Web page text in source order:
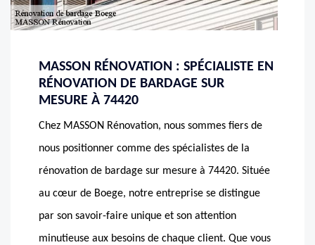
MASSON RÉNOVATION : SPÉCIALISTE EN
RÉNOVATION DE BARDAGE SUR
MESURE À 74420
Chez MASSON Rénovation, nous sommes fiers de
nous positionner comme des spécialistes de la
rénovation de bardage sur mesure à 74420. Située
au cœur de Boege, notre entreprise se distingue
par son savoir-faire unique et son attention
minutieuse aux besoins de chaque client. Que vous